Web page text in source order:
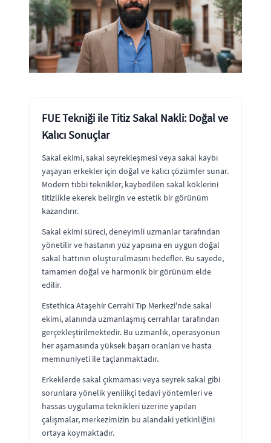
FUE Tekniği ile Titiz Sakal Nakli: Doğal ve
Kalıcı Sonuçlar
Sakal ekimi, sakal seyrekleşmesi veya sakal kaybı
yaşayan erkekler için doğal ve kalıcı çözümler sunar.
Modern tıbbi teknikler, kaybedilen sakal köklerini
titizlikle ekerek belirgin ve estetik bir görünüm
kazandırır.
Sakal ekimi süreci, deneyimli uzmanlar tarafından
yönetilir ve hastanın yüz yapısına en uygun doğal
sakal hattının oluşturulmasını hedefler. Bu sayede,
tamamen doğal ve harmonik bir görünüm elde
edilir.
Estethica Ataşehir Cerrahi Tıp Merkezi'nde sakal
ekimi, alanında uzmanlaşmış cerrahlar tarafından
gerçekleştirilmektedir. Bu uzmanlık, operasyonun
her aşamasında yüksek başarı oranları ve hasta
memnuniyeti ile taçlanmaktadır.
Erkeklerde sakal çıkmaması veya seyrek sakal gibi
sorunlara yönelik yenilikçi tedavi yöntemleri ve
hassas uygulama teknikleri üzerine yapılan
çalışmalar, merkezimizin bu alandaki yetkinliğini
ortaya koymaktadır.